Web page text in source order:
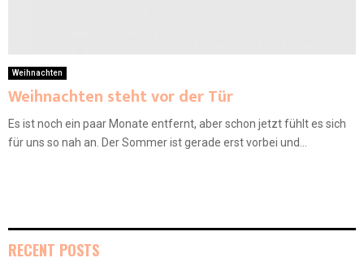
Weihnachten
Weihnachten steht vor der Tür
Es ist noch ein paar Monate entfernt, aber schon jetzt fühlt es sich
für uns so nah an. Der Sommer ist gerade erst vorbei und...
RECENT POSTS